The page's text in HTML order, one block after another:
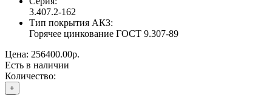
3.407.2-162
Тип покрытия АКЗ:
Горячее цинкование ГОСТ 9.307-89
Цена: 256400.00р.
Есть в наличии
Количество:
+